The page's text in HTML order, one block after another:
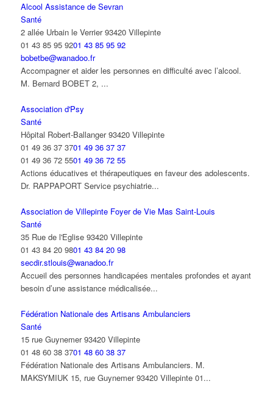
Alcool Assistance de Sevran
Santé
2 allée Urbain le Verrier 93420 Villepinte
01 43 85 95 9201 43 85 95 92
bobetbe@wanadoo.fr
Accompagner et aider les personnes en difficulté avec l’alcool.
M. Bernard BOBET 2, ...
Association d'Psy
Santé
Hôpital Robert-Ballanger 93420 Villepinte
01 49 36 37 3701 49 36 37 37
01 49 36 72 5501 49 36 72 55
Actions éducatives et thérapeutiques en faveur des adolescents.
Dr. RAPPAPORT Service psychiatrie...
Association de Villepinte Foyer de Vie Mas Saint-Louis
Santé
35 Rue de l'Eglise 93420 Villepinte
01 43 84 20 9801 43 84 20 98
secdir.stlouis@wanadoo.fr
Accueil des personnes handicapées mentales profondes et ayant
besoin d’une assistance médicalisée...
Fédération Nationale des Artisans Ambulanciers
Santé
15 rue Guynemer 93420 Villepinte
01 48 60 38 3701 48 60 38 37
Fédération Nationale des Artisans Ambulanciers. M.
MAKSYMIUK 15, rue Guynemer 93420 Villepinte 01...